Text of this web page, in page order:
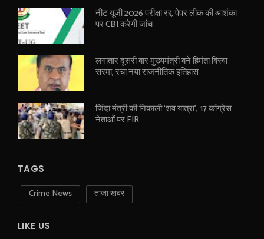
नीट यूजी 2026 परीक्षा रद्द, पेपर लीक की आशंका
पर CBI करेगी जांच
लगातार दूसरी बार मुख्यमंत्री बने हिमंता बिस्वा
सरमा, रचा नया राजनीतिक इतिहास
जिंदा मंत्री की निकाली ‘शव यात्रा’, 17 कांग्रेस
नेताओं पर FIR
TAGS
Crime News ताजा खबर
LIKE US